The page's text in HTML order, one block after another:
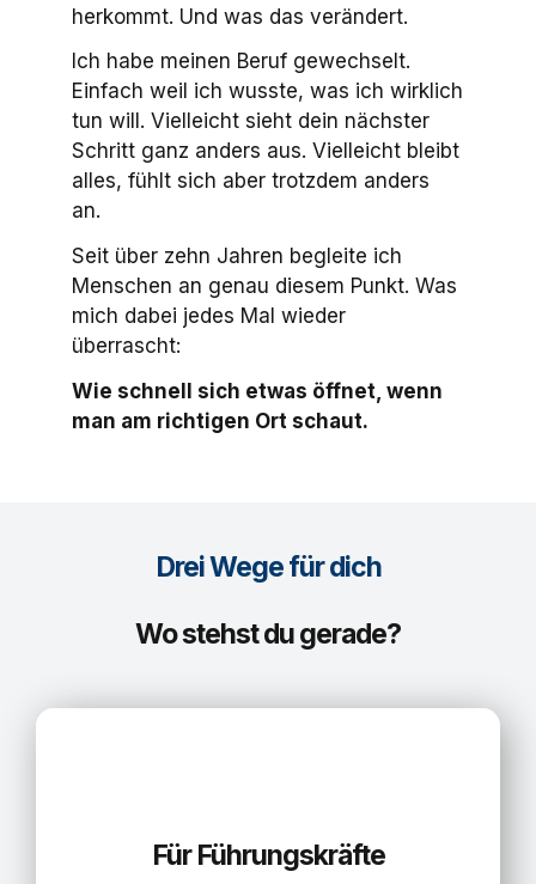
herkommt. Und was das verändert.
Ich habe meinen Beruf gewechselt.
Einfach weil ich wusste, was ich wirklich
tun will. Vielleicht sieht dein nächster
Schritt ganz anders aus. Vielleicht bleibt
alles, fühlt sich aber trotzdem anders
an.
Seit über zehn Jahren begleite ich
Menschen an genau diesem Punkt. Was
mich dabei jedes Mal wieder
überrascht:
Wie schnell sich etwas öffnet, wenn
man am richtigen Ort schaut.
Drei Wege für dich
Wo stehst du gerade?
Für Führungskräfte